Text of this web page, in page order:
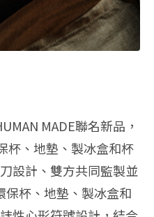
MADE聯名新品，
杯、地墊、 製冰盒和杯
設計、雙方共同監製並
保杯、地墊、製冰盒和